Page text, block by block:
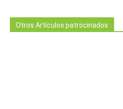
Otros Artículos patrocinados